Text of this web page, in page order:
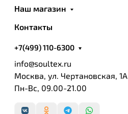
Наш магазин
Контакты
+7(499) 110-6300
info@soultex.ru
Москва, ул. Чертановская, 1А
Пн-Вс, 09.00-21.00